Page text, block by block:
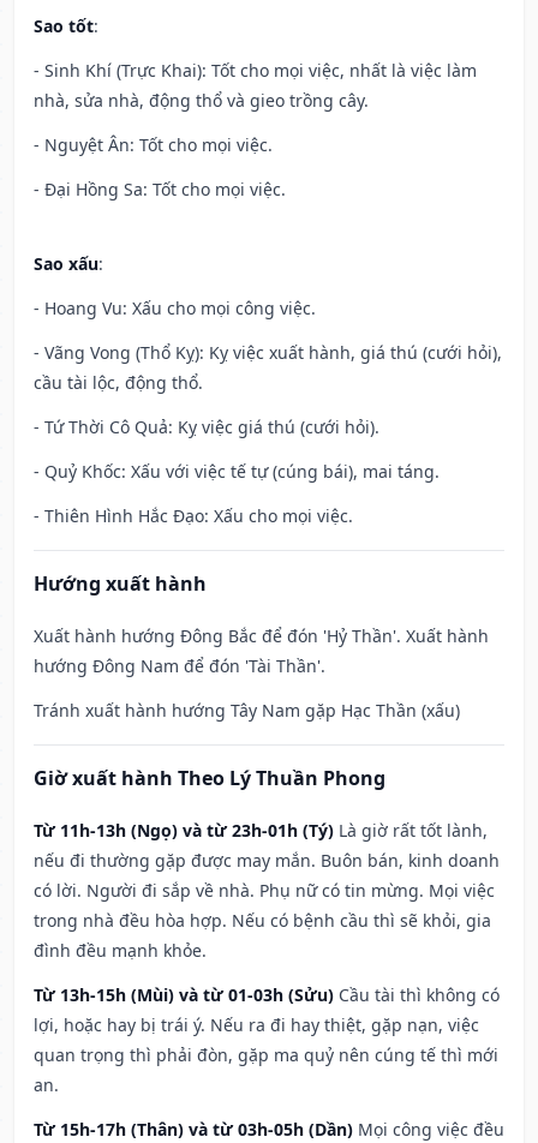
Sao tốt:
- Sinh Khí (Trực Khai): Tốt cho mọi việc, nhất là việc làm
nhà, sửa nhà, động thổ và gieo trồng cây.
- Nguyệt Ân: Tốt cho mọi việc.
- Đại Hồng Sa: Tốt cho mọi việc.
Sao xấu:
- Hoang Vu: Xấu cho mọi công việc.
- Vãng Vong (Thổ Kỵ): Kỵ việc xuất hành, giá thú (cưới hỏi),
cầu tài lộc, động thổ.
- Tứ Thời Cô Quả: Kỵ việc giá thú (cưới hỏi).
- Quỷ Khốc: Xấu với việc tế tự (cúng bái), mai táng.
- Thiên Hình Hắc Đạo: Xấu cho mọi việc.
Hướng xuất hành
Xuất hành hướng Đông Bắc để đón 'Hỷ Thần'. Xuất hành
hướng Đông Nam để đón 'Tài Thần'.
Tránh xuất hành hướng Tây Nam gặp Hạc Thần (xấu)
Giờ xuất hành Theo Lý Thuần Phong
Từ 11h-13h (Ngọ) và từ 23h-01h (Tý) Là giờ rất tốt lành,
nếu đi thường gặp được may mắn. Buôn bán, kinh doanh
có lời. Người đi sắp về nhà. Phụ nữ có tin mừng. Mọi việc
trong nhà đều hòa hợp. Nếu có bệnh cầu thì sẽ khỏi, gia
đình đều mạnh khỏe.
Từ 13h-15h (Mùi) và từ 01-03h (Sửu) Cầu tài thì không có
lợi, hoặc hay bị trái ý. Nếu ra đi hay thiệt, gặp nạn, việc
quan trọng thì phải đòn, gặp ma quỷ nên cúng tế thì mới
an.
Từ 15h-17h (Thân) và từ 03h-05h (Dần) Mọi công việc đều